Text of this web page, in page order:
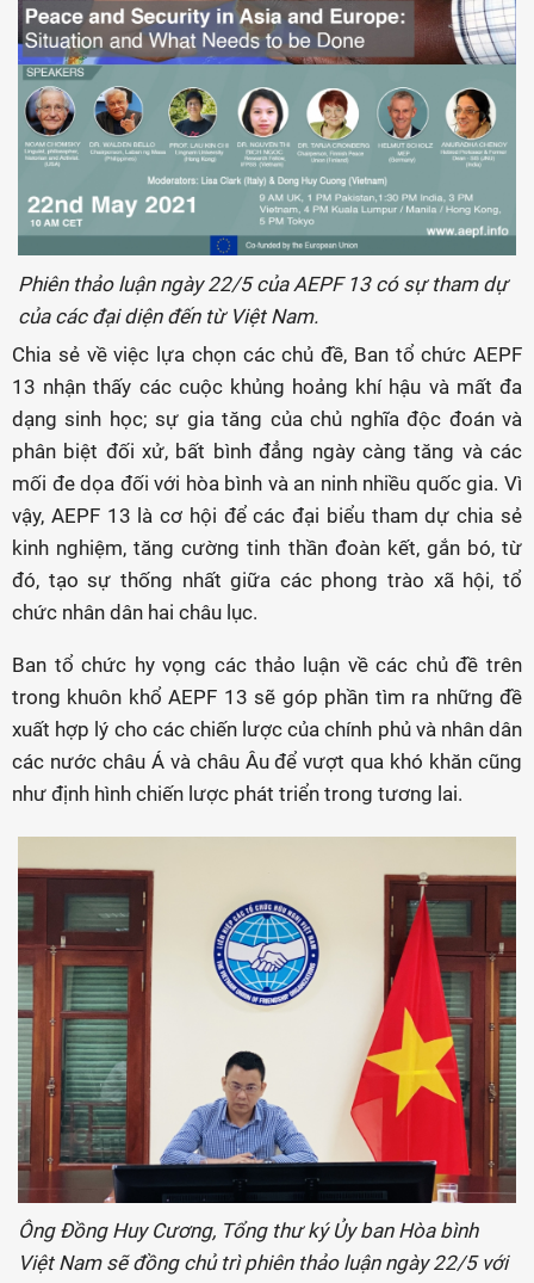
Phiên thảo luận ngày 22/5 của AEPF 13 có sự tham dự
của các đại diện đến từ Việt Nam.
Chia sẻ về việc lựa chọn các chủ đề, Ban tổ chức AEPF
13 nhận thấy các cuộc khủng hoảng khí hậu và mất đa
dạng sinh học; sự gia tăng của chủ nghĩa độc đoán và
phân biệt đối xử, bất bình đẳng ngày càng tăng và các
mối đe dọa đối với hòa bình và an ninh nhiều quốc gia. Vì
vậy, AEPF 13 là cơ hội để các đại biểu tham dự chia sẻ
kinh nghiệm, tăng cường tinh thần đoàn kết, gắn bó, từ
đó, tạo sự thống nhất giữa các phong trào xã hội, tổ
chức nhân dân hai châu lục.
Ban tổ chức hy vọng các thảo luận về các chủ đề trên
trong khuôn khổ AEPF 13 sẽ góp phần tìm ra những đề
xuất hợp lý cho các chiến lược của chính phủ và nhân dân
các nước châu Á và châu Âu để vượt qua khó khăn cũng
như định hình chiến lược phát triển trong tương lai.
Ông Đồng Huy Cương, Tổng thư ký Ủy ban Hòa bình
Việt Nam sẽ đồng chủ trì phiên thảo luận ngày 22/5 với